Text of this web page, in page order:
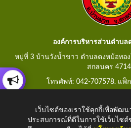
องค์การบริหารส่วนตำบล
หมู่ที่ 3 บ้านวังน้ำขาว ตำบลดงหม้อทอง
สกลนคร
โทรศัพท์: 042-707578. แฟ็
เว็บไซต์ของเราใช้คุกกี้เพื่อพัฒ
ประสบการณ์ที่ดีในการใช้เว็บไซ